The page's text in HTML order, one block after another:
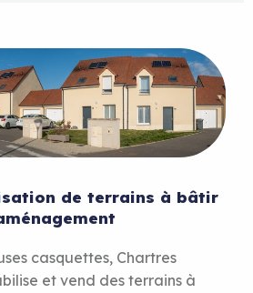
de terrains à bâtir
casquettes, Chartres
et vend des terrains à